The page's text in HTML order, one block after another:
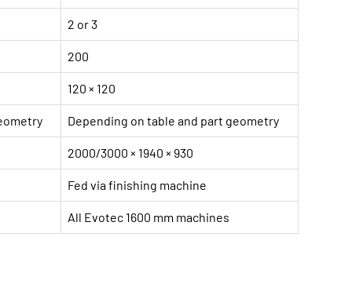
2 or 3
200
120 × 120
Depending on table and part geometry
2000/3000 × 1940 × 930
Fed via finishing machine
All Evotec 1600 mm machines